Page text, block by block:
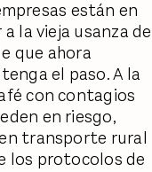
están en
la vieja usanza de
que ahora
el paso. A la
con contagios
en riesgo,
transporte rural
los protocolos de